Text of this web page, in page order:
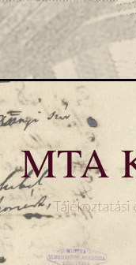
MTA
Tájékoztatási